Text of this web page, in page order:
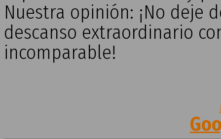
Nuestra opinión: ¡No deje
descanso extraordinario
incomparable!